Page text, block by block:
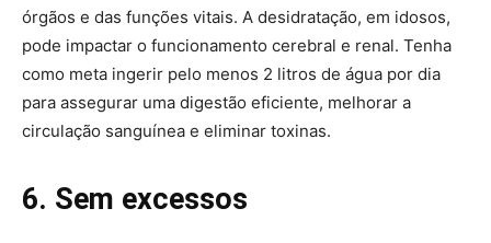
órgãos e das funções vitais. A desidratação, em idosos,
pode impactar o funcionamento cerebral e renal. Tenha
como meta ingerir pelo menos 2 litros de água por dia
para assegurar uma digestão eficiente, melhorar a
circulação sanguínea e eliminar toxinas.
6. Sem excessos